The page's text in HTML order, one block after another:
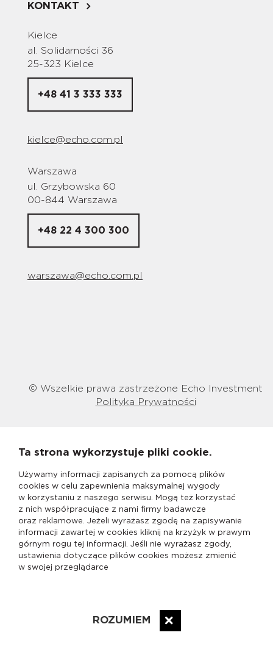
KONTAKT
Kielce
al. Solidarności 36
25-323 Kielce
+48 41 3 333 333
kielce@echo.com.pl
Warszawa
ul. Grzybowska 60
00-844 Warszawa
+48 22 4 300 300
warszawa@echo.com.pl
© Wszelkie prawa zastrzeżone Echo Investment
Polityka Prywatności
Ta strona wykorzystuje pliki cookie.
Używamy informacji zapisanych za pomocą plików
cookies w celu zapewnienia maksymalnej wygody
w korzystaniu z naszego serwisu. Mogą też korzystać
z nich współpracujące z nami firmy badawcze
oraz reklamowe. Jeżeli wyrażasz zgodę na zapisywanie
informacji zawartej w cookies kliknij na krzyżyk w prawym
górnym rogu tej informacji. Jeśli nie wyrażasz zgody,
ustawienia dotyczące plików cookies możesz zmienić
w swojej przeglądarce
ROZUMIEM